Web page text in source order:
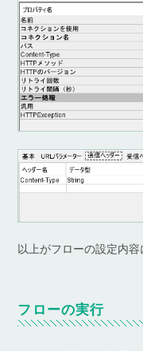
以上がフローの設定内容
フローの実行